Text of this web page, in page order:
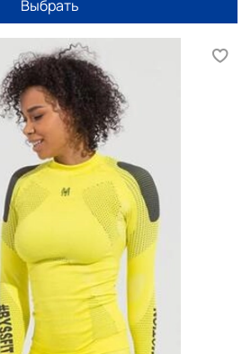
(пот) с поверхности тела.
— сохраняет тепло и,
перегрев
стесняет движений, без швов.
с учётом активной
занятий спортом.
во всех режимах активности
длительное время,
запаха пота.
Buffer предназначено для
ударов, а также удержания
Выбрать